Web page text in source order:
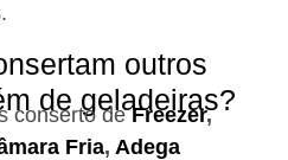
outros
de geladeiras?
conserto deFreezer,
Fria, Adega